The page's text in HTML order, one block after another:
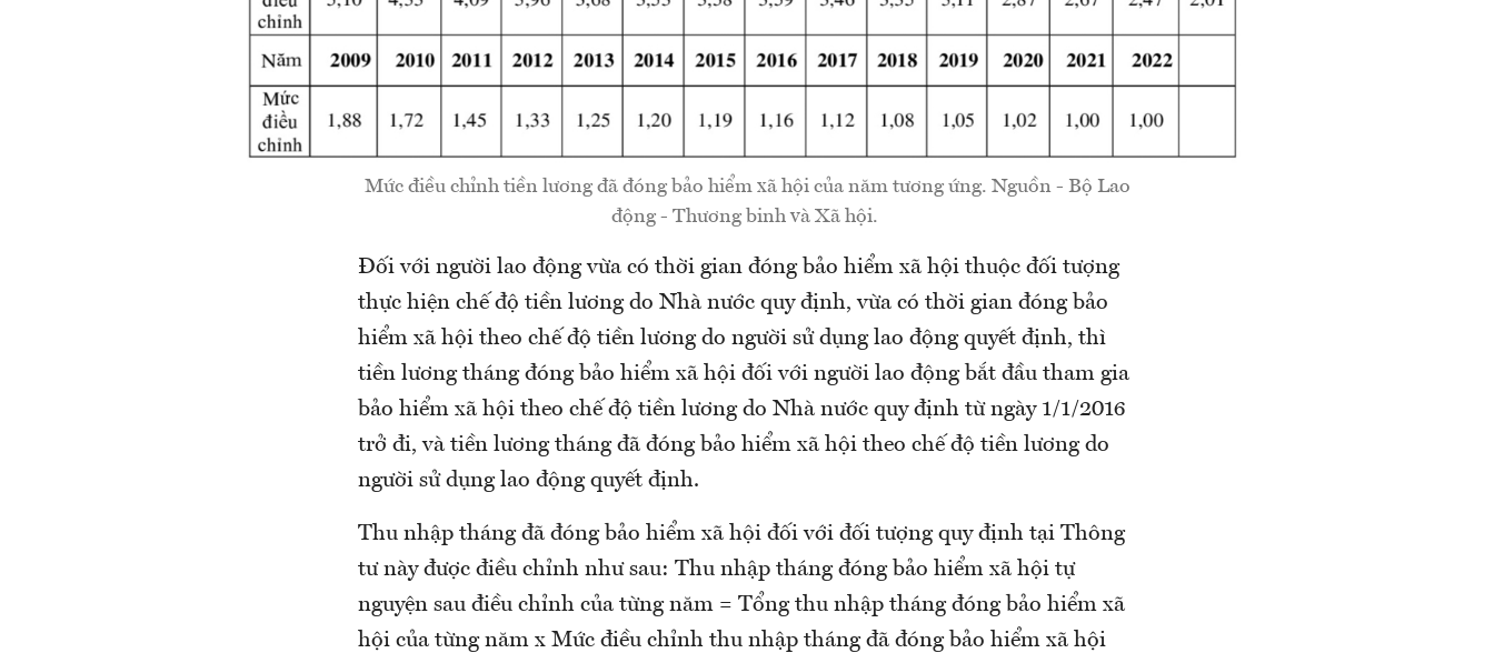
Mức điều chỉnh tiền lương đã đóng bảo hiểm xã hội của năm tương ứng. Nguồn - Bộ Lao
động - Thương binh và Xã hội.
Đối với người lao động vừa có thời gian đóng bảo hiểm xã hội thuộc đối tượng
thực hiện chế độ tiền lương do Nhà nước quy định, vừa có thời gian đóng bảo
hiểm xã hội theo chế độ tiền lương do người sử dụng lao động quyết định, thì
tiền lương tháng đóng bảo hiểm xã hội đối với người lao động bắt đầu tham gia
bảo hiểm xã hội theo chế độ tiền lương do Nhà nước quy định từ ngày 1/1/2016
trở đi, và tiền lương tháng đã đóng bảo hiểm xã hội theo chế độ tiền lương do
người sử dụng lao động quyết định.
Thu nhập tháng đã đóng bảo hiểm xã hội đối với đối tượng quy định tại Thông
tư này được điều chỉnh như sau: Thu nhập tháng đóng bảo hiểm xã hội tự
nguyện sau điều chỉnh của từng năm = Tổng thu nhập tháng đóng bảo hiểm xã
hội của từng năm x Mức điều chỉnh thu nhập tháng đã đóng bảo hiểm xã hội